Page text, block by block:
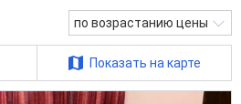
по возрастанию цены
Показать на карте